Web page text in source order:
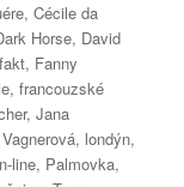
,Cécile da
Horse, David
fakt, Fanny
,francouzské
,Jana
, londýn,
line, Palmovka,